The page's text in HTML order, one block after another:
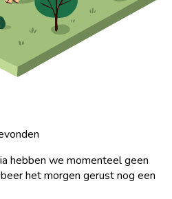
hebben we momenteel geen
het morgen gerust nog een